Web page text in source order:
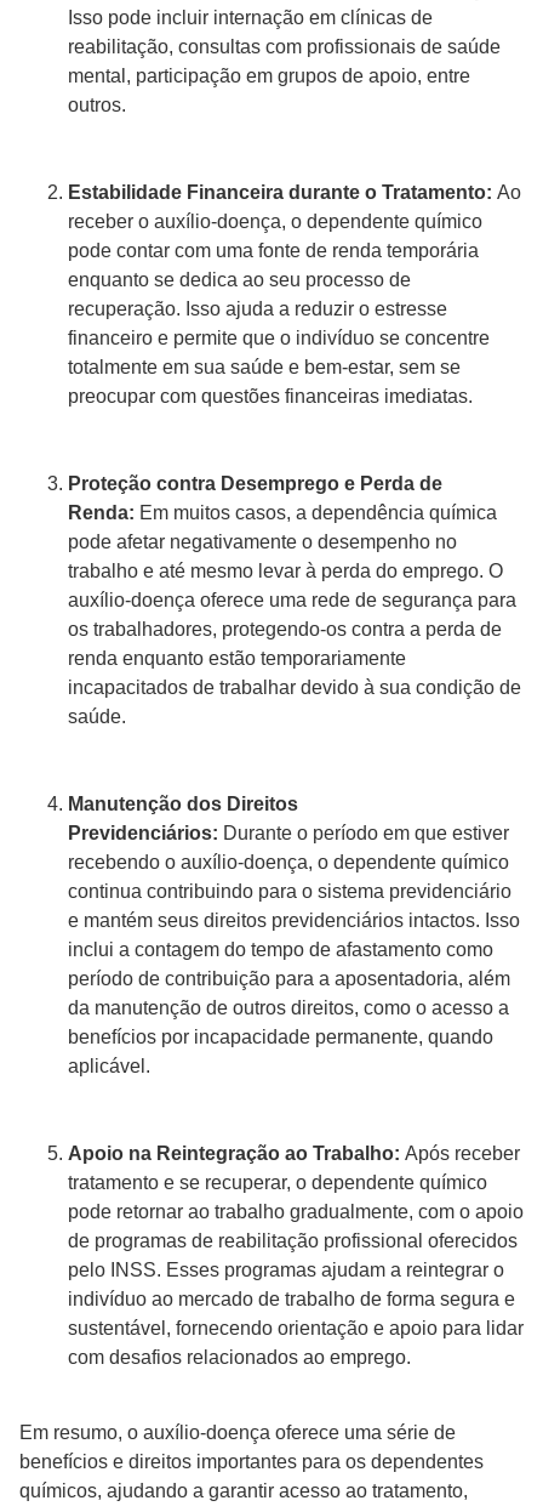
Isso pode incluir internação em clínicas de
reabilitação, consultas com profissionais de saúde
mental, participação em grupos de apoio, entre
outros.
Estabilidade Financeira durante o Tratamento: Ao
receber o auxílio-doença, o dependente químico
pode contar com uma fonte de renda temporária
enquanto se dedica ao seu processo de
recuperação. Isso ajuda a reduzir o estresse
financeiro e permite que o indivíduo se concentre
totalmente em sua saúde e bem-estar, sem se
preocupar com questões financeiras imediatas.
Proteção contra Desemprego e Perda de
Renda: Em muitos casos, a dependência química
pode afetar negativamente o desempenho no
trabalho e até mesmo levar à perda do emprego. O
auxílio-doença oferece uma rede de segurança para
os trabalhadores, protegendo-os contra a perda de
renda enquanto estão temporariamente
incapacitados de trabalhar devido à sua condição de
saúde.
Manutenção dos Direitos
Previdenciários: Durante o período em que estiver
recebendo o auxílio-doença, o dependente químico
continua contribuindo para o sistema previdenciário
e mantém seus direitos previdenciários intactos. Isso
inclui a contagem do tempo de afastamento como
período de contribuição para a aposentadoria, além
da manutenção de outros direitos, como o acesso a
benefícios por incapacidade permanente, quando
aplicável.
Apoio na Reintegração ao Trabalho: Após receber
tratamento e se recuperar, o dependente químico
pode retornar ao trabalho gradualmente, com o apoio
de programas de reabilitação profissional oferecidos
pelo INSS. Esses programas ajudam a reintegrar o
indivíduo ao mercado de trabalho de forma segura e
sustentável, fornecendo orientação e apoio para lidar
com desafios relacionados ao emprego.
Em resumo, o auxílio-doença oferece uma série de
benefícios e direitos importantes para os dependentes
químicos, ajudando a garantir acesso ao tratamento,